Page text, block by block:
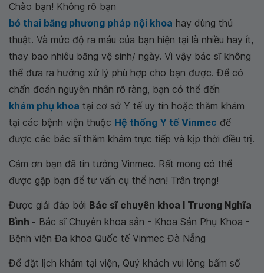
Chào bạn! Không rõ bạn
bỏ thai bằng phương pháp nội khoa hay dùng thủ
thuật. Và mức độ ra máu của bạn hiện tại là nhiều hay ít,
thay bao nhiêu băng vệ sinh/ ngày. Vì vậy bác sĩ không
thể đưa ra hướng xử lý phù hợp cho bạn được. Để có
chẩn đoán nguyên nhân rõ ràng, bạn có thể đến
khám phụ khoa tại cơ sở Y tế uy tín hoặc thăm khám
tại các bệnh viện thuộc Hệ thống Y tế Vinmec để
được các bác sĩ thăm khám trực tiếp và kịp thời điều trị.
Cảm ơn bạn đã tin tưởng Vinmec. Rất mong có thể
được gặp bạn để tư vấn cụ thể hơn! Trân trọng!
Được giải đáp bởi Bác sĩ chuyên khoa I Trương Nghĩa
Bình - Bác sĩ Chuyên khoa sản - Khoa Sản Phụ Khoa -
Bệnh viện Đa khoa Quốc tế Vinmec Đà Nẵng
Để đặt lịch khám tại viện, Quý khách vui lòng bấm số